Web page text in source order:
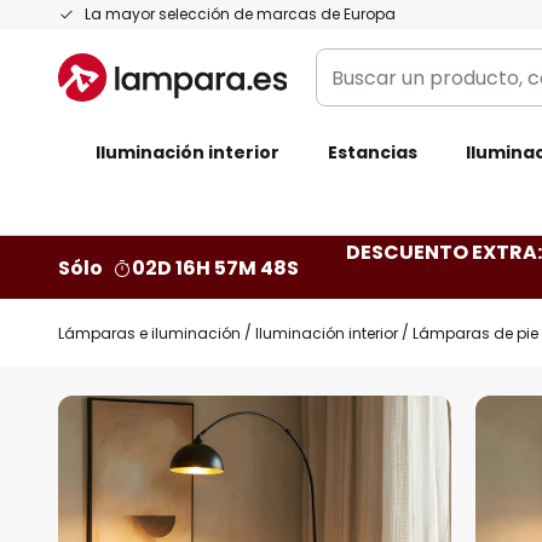
La mayor selección de marcas de Europa
Ir
contenido
Buscar
un
categoría,
Iluminación interior Estancias
Sólo 02D 16H 57M 46S
DESCUENTO
Lámparas e iluminación Iluminación interior Lámparas de pie
Saltar
la